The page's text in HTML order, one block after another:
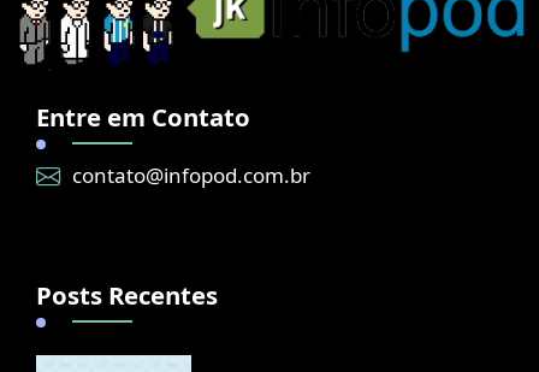
Entre em Contato
contato@infopod.com.br
Posts Recentes